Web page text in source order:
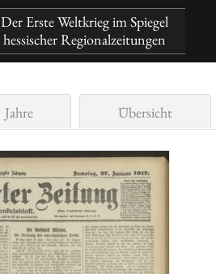
Der Erste Weltkrieg im Spiegel
hessischer Regionalzeitungen
Jahre Übersicht